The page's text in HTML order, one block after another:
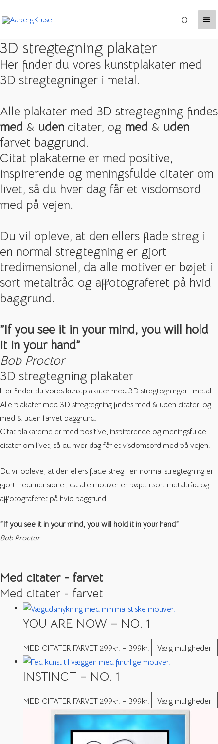
til
0
3D stregtegning plakater
Her finder du vores kunstplakater med
3D stregtegninger i metal.
Alle plakater med 3D stregtegning findes
med & uden citater, og med & uden
farvet baggrund.
Citat plakaterne er med positive,
inspirerende og meningsfulde citater om
livet, så du hver dag får et visdomsord
med på vejen.
Du vil opleve, at den ellers flade streg i
en normal stregtegning er gjort
tredimensionel, da alle motiver er bøjet i
sort metaltråd og affotograferet på hvid
baggrund.
”If you see it in your mind, you will hold
it in your hand”
Bob Proctor
3D stregtegning plakater
Her finder du vores kunstplakater med 3D stregtegninger i metal.
Alle plakater med 3D stregtegning findes med & uden citater, og
med & uden farvet baggrund.
Citat plakaterne er med positive, inspirerende og meningsfulde
citater om livet, så du hver dag får et visdomsord med på vejen.
Du vil opleve, at den ellers flade streg i en normal stregtegning er
gjort tredimensionel, da alle motiver er bøjet i sort metaltråd og
affotograferet på hvid baggrund.
”If you see it in your mind, you will hold it in your hand”
Bob Proctor
Med citater - farvet
Med citater - farvet
YOU ARE NOW – NO. 1
MED CITATER FARVET 299kr. – 399kr. Vælg muligheder
INSTINCT – NO. 1
MED CITATER FARVET 299kr. – 399kr. Vælg muligheder